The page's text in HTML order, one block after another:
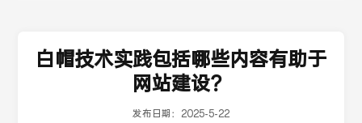
白帽技术实践包括哪些内容有助于
网站建设？
发布日期： 2025-5-22